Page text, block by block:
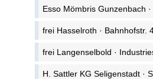
Esso Mömbris Gunzenbach
frei Hasselroth · Bahnhofstr.
frei Langenselbold ·
H. Sattler KG Seligenstadt ·